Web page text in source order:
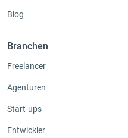
Blog
Branchen
Freelancer
Agenturen
Start-ups
Entwickler